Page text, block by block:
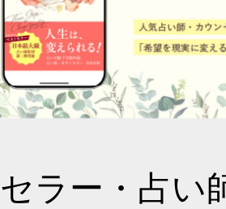
ラー・占い